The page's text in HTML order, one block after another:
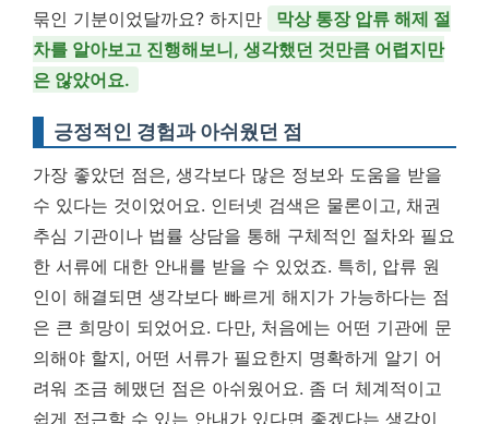
묶인 기분이었달까요? 하지만
막상 통장 압류 해제 절
차를 알아보고 진행해보니, 생각했던 것만큼 어렵지만
은 않았어요.
긍정적인 경험과 아쉬웠던 점
가장 좋았던 점은, 생각보다 많은 정보와 도움을 받을
수 있다는 것이었어요. 인터넷 검색은 물론이고, 채권
추심 기관이나 법률 상담을 통해 구체적인 절차와 필요
한 서류에 대한 안내를 받을 수 있었죠. 특히, 압류 원
인이 해결되면 생각보다 빠르게 해지가 가능하다는 점
은 큰 희망이 되었어요. 다만, 처음에는 어떤 기관에 문
의해야 할지, 어떤 서류가 필요한지 명확하게 알기 어
려워 조금 헤맸던 점은 아쉬웠어요. 좀 더 체계적이고
쉽게 접근할 수 있는 안내가 있다면 좋겠다는 생각이